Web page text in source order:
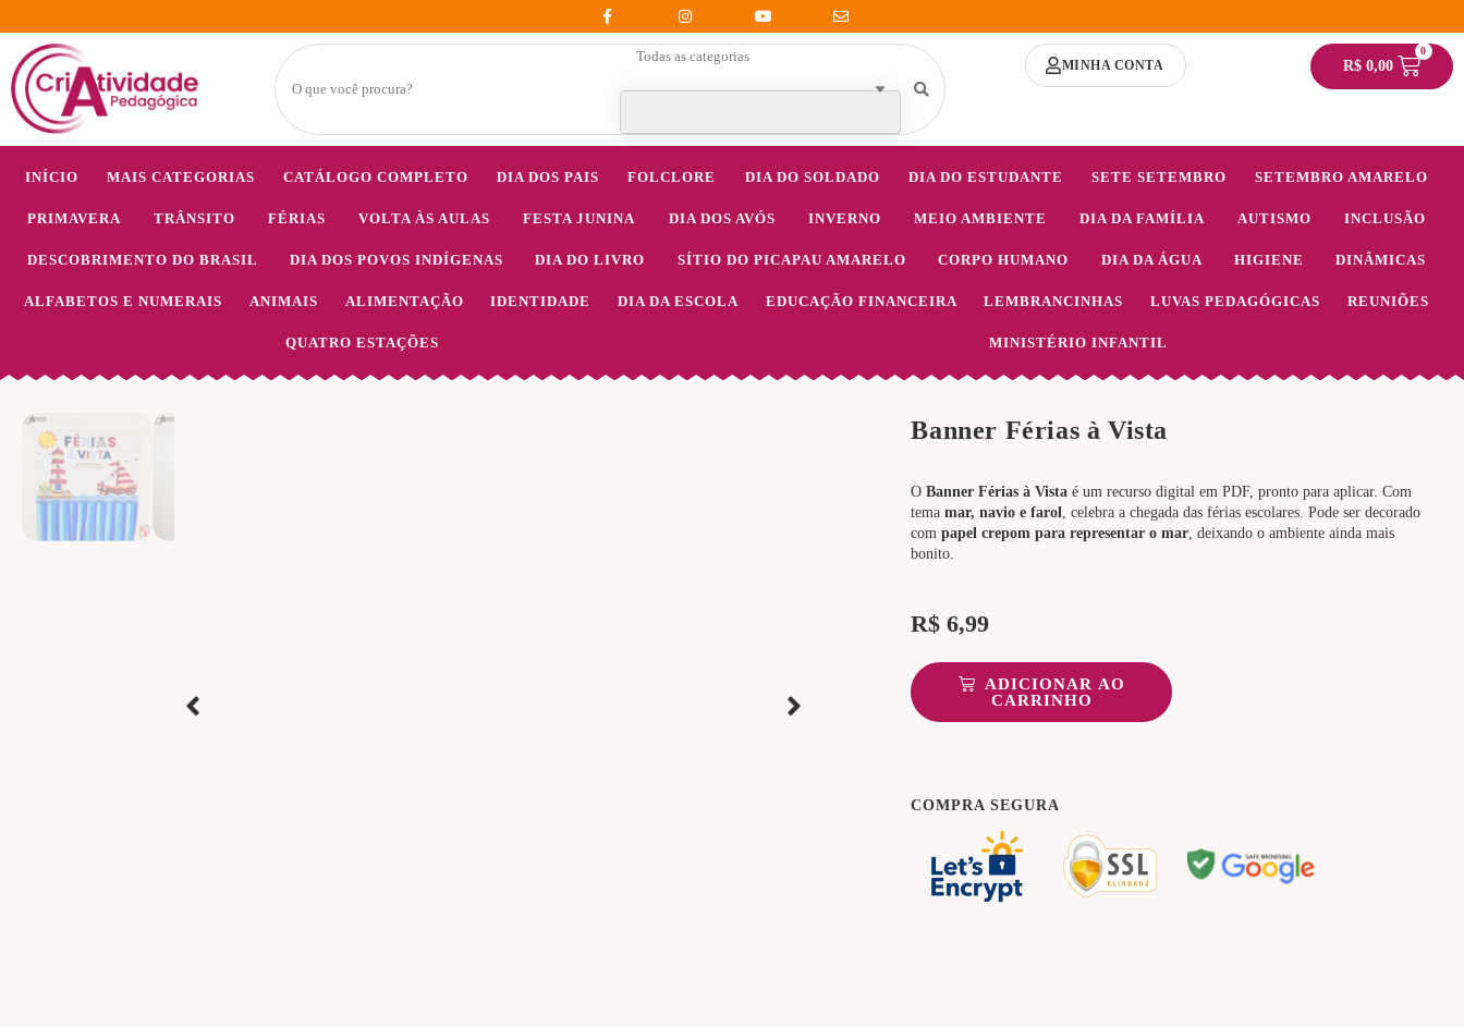
Todas as categorias
MINHA CONTA R$0,00
0
INÍCIO MAIS CATEGORIAS CATÁLOGO COMPLETO DIA DOS PAIS FOLCLORE DIA DO SOLDADO DIA DO ESTUDANTE SETE SETEMBRO SETEMBRO AMARELO
PRIMAVERA TRÂNSITO FÉRIAS VOLTA ÀS AULAS FESTA JUNINA DIA DOS AVÓS INVERNO MEIO AMBIENTE DIA DA FAMÍLIA AUTISMO INCLUSÃO
DESCOBRIMENTO DO BRASIL DIA DOS POVOS INDÍGENAS DIA DO LIVRO SÍTIO DO PICAPAU AMARELO CORPO HUMANO DIA DA ÁGUA HIGIENE DINÂMICAS
ALFABETOS E NUMERAIS ANIMAIS ALIMENTAÇÃO IDENTIDADE DIA DA ESCOLA EDUCAÇÃO FINANCEIRA LEMBRANCINHAS LUVAS PEDAGÓGICAS REUNIÕES
QUATRO ESTAÇÕES MINISTÉRIO INFANTIL
Banner Férias à Vista
OBanner Férias à Vista é um recurso digital em PDF, pronto para aplicar. Com
temamar, navio e farol, celebra a chegada das férias escolares. Pode ser decorado
compapel crepom para representar o mar, deixando o ambiente ainda mais
bonito.
R$ 6,99
ADICIONAR AO
CARRINHO
COMPRA SEGURA